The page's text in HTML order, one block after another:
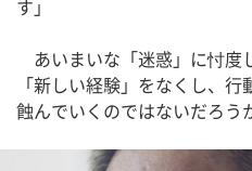
す」
あいまいな「迷惑」に忖度
「新しい経験」をなくし、
蝕んでいくのではないだろう